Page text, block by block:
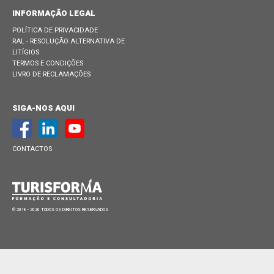
INFORMAÇÃO LEGAL
POLÍTICA DE PRIVACIDADE
RAL - RESOLUÇÃO ALTERNATIVA DE
LITÍGIOS
TERMOS E CONDIÇÕES
LIVRO DE RECLAMAÇÕES
SIGA-NOS AQUI
CONTACTOS
© 2018 - 2026 TODOS OS DIREITOS RESERVADOS